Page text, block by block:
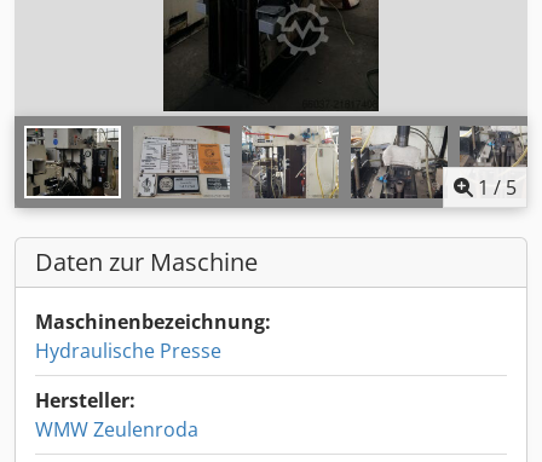
1 / 5
Daten zur Maschine
Maschinenbezeichnung:
Hydraulische Presse
Hersteller:
WMW Zeulenroda